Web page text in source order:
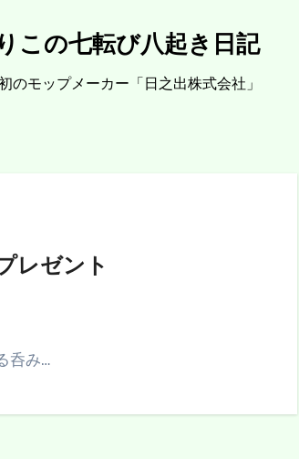
この七転び八起き日記
のモップメーカー「日之出株式会社」
レゼント
呑み…